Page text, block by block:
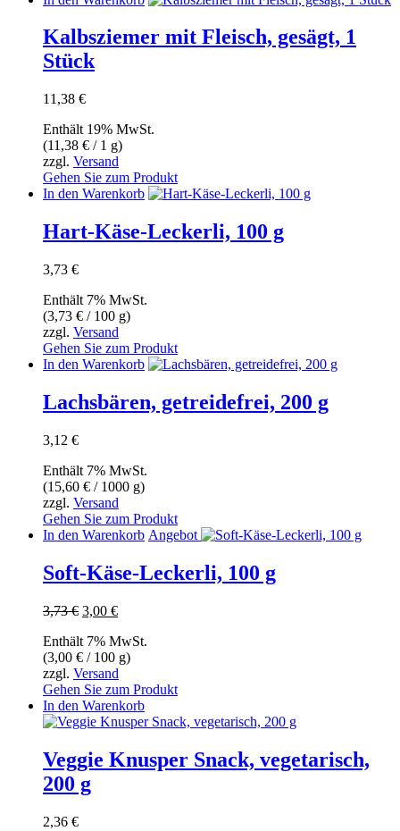
Kalbsziemer mit Fleisch, gesägt, 1
Stück
11,38 €
Enthält 19% MwSt.
(11,38 € / 1 g)
zzgl. Versand
Gehen Sie zum Produkt
In den Warenkorb
Hart-Käse-Leckerli, 100 g
3,73 €
Enthält 7% MwSt.
(3,73 € / 100 g)
zzgl. Versand
Gehen Sie zum Produkt
In den Warenkorb
Lachsbären, getreidefrei, 200 g
3,12 €
Enthält 7% MwSt.
(15,60 € / 1000 g)
zzgl. Versand
Gehen Sie zum Produkt
In den Warenkorb Angebot
Soft-Käse-Leckerli, 100 g
3,73€ Ursprünglicher
war:
3,73 €
3,00 €Aktueller
ist:
3,00 €.
Enthält 7% MwSt.
(3,00 € / 100 g)
zzgl. Versand
Gehen Sie zum Produkt
In den Warenkorb
Veggie Knusper Snack, vegetarisch,
200 g
2,36 €